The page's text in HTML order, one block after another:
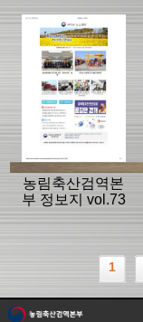
농림축산검역본
부 정보지 vol.73
1